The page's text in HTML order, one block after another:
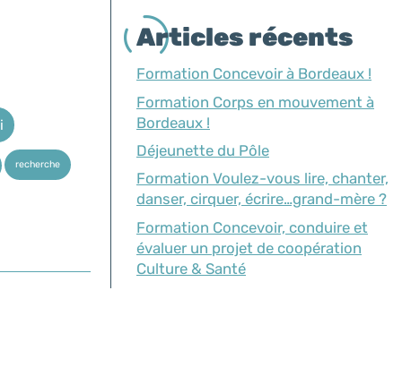
recherche
Articles récents
Formation Concevoir à Bordeaux !
Formation Corps en mouvement à
Bordeaux !
Déjeunette du Pôle
Formation Voulez-vous lire, chanter,
danser, cirquer, écrire…grand-mère ?
Formation Concevoir, conduire et
évaluer un projet de coopération
Culture & Santé